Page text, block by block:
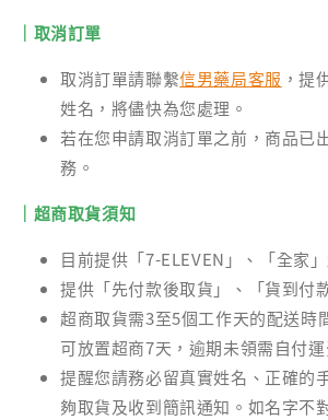
｜取消訂單
取消訂單請聯繫信男藥局客服 ，提
姓名，將儘快為您處理。
若在您申請取消訂單之前，商品已
務。
｜超商取貨須知
目前提供「7-ELEVEN」、「全家
提供「先付款後取貨」、「貨到付
超商取貨需3至5個工作天的配送時
可放置超商7天，逾期未領需自付運
提醒您請務必留真實姓名、正確的
夠取貨及收到簡訊通知。如名字不